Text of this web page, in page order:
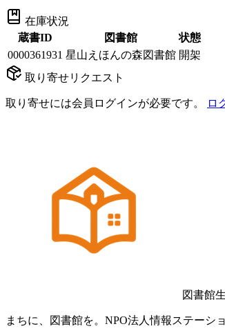
在庫状況
蔵書ID
図書館
状態
0000361931 星山えほんの森図書館 開架
取り寄せリクエスト
取り寄せには会員ログインが必要です。 ロ
図書館
まちに、図書館を。NPO法人情報ステーシ